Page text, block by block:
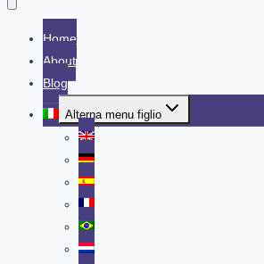
Home
About
Blog
Alterna menu figlio